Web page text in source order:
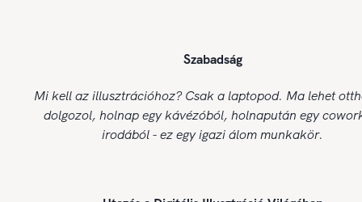
Szabadság
Mi kell az illusztrációhoz? Csak a laptopod. Ma lehet
dolgozol, holnap egy kávézóból, holnapután egy
irodából - ez egy igazi álom munkakör.